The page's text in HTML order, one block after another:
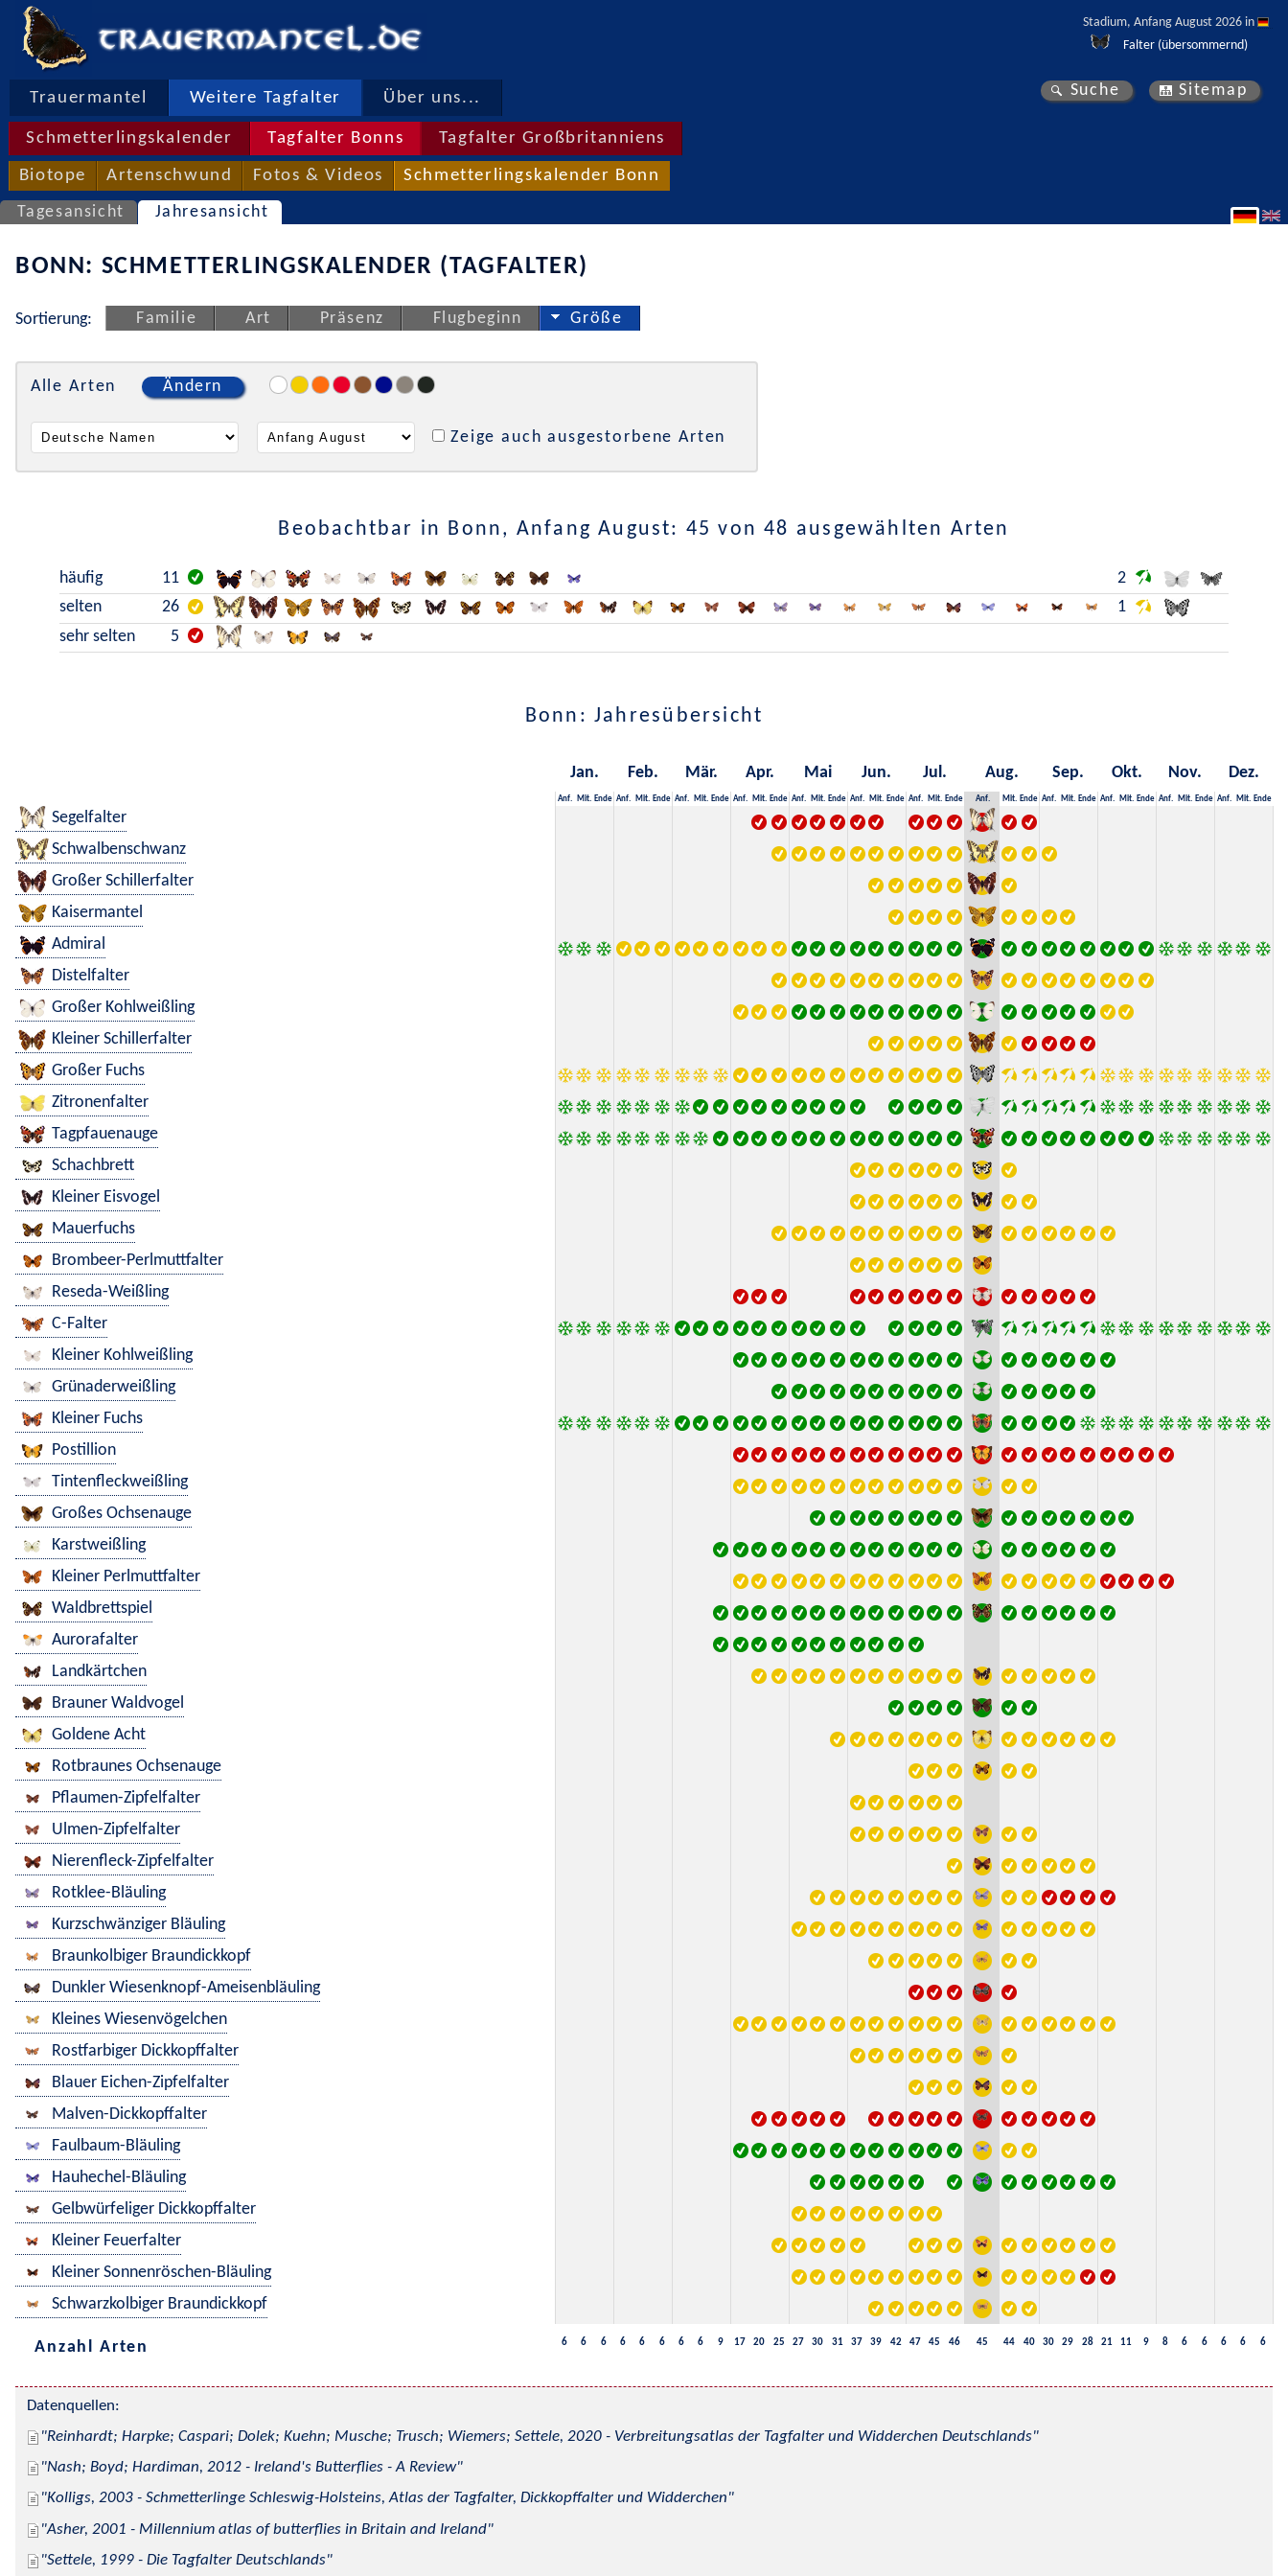
Stadium, Anfang August 2026 in
Falter (übersommernd)
Trauermantel Weitere Tagfalter Über uns...
Schmetterlingskalender Tagfalter Bonns Tagfalter Großbritanniens
Biotope Artenschwund Fotos & Videos Schmetterlingskalender Bonn
Suche Sitemap
Tagesansicht Jahresansicht
BONN: SCHMETTERLINGSKALENDER (TAGFALTER)
Sortierung: Familie Art Präsenz Flugbeginn Größe
Alle Arten Ändern
Zeige auch ausgestorbene Arten
Beobachtbar in Bonn, Anfang August: 45 von 48 ausgewählten Arten
häufig 11
2
selten
26
1
sehr selten
5
Bonn: Jahresübersicht
Jan. Feb. Mär. Apr. Mai Jun. Jul. Aug. Sep. Okt. Nov. Dez.
Anf. Mit. Ende Anf. Mit. Ende Anf. Mit. Ende Anf. Mit. Ende Anf. Mit. Ende Anf. Mit. Ende Anf. Mit. Ende Anf. Mit. Ende Anf. Mit. Ende Anf. Mit. Ende Anf. Mit. Ende Anf. Mit. Ende
Segelfalter
Schwalbenschwanz
Großer Schillerfalter
Kaisermantel
Admiral
Distelfalter
Großer Kohlweißling
Kleiner Schillerfalter
Großer Fuchs
Zitronenfalter
Tagpfauenauge
Schachbrett
Kleiner Eisvogel
Mauerfuchs
Brombeer-Perlmuttfalter
Reseda-Weißling
C-Falter
Kleiner Kohlweißling
Grünaderweißling
Kleiner Fuchs
Postillion
Tintenfleckweißling
Großes Ochsenauge
Karstweißling
Kleiner Perlmuttfalter
Waldbrettspiel
Aurorafalter
Landkärtchen
Brauner Waldvogel
Goldene Acht
Rotbraunes Ochsenauge
Pflaumen-Zipfelfalter
Ulmen-Zipfelfalter
Nierenfleck-Zipfelfalter
Rotklee-Bläuling
Kurzschwänziger Bläuling
Braunkolbiger Braundickkopf
Dunkler Wiesenknopf-Ameisenbläuling
Kleines Wiesenvögelchen
Rostfarbiger Dickkopffalter
Blauer Eichen-Zipfelfalter
Malven-Dickkopffalter
Faulbaum-Bläuling
Hauhechel-Bläuling
Gelbwürfeliger Dickkopffalter
Kleiner Feuerfalter
Kleiner Sonnenröschen-Bläuling
Schwarzkolbiger Braundickkopf
Anzahl Arten 6 6 6 6 6 6 6 6 9 17 20 25 27 30 31 37 39 42 47 45 46 45 44 40 30 29 28 21 11 9 8 6 6 6 6 6
Datenquellen:
Reinhardt; Harpke; Caspari; Dolek; Kuehn; Musche; Trusch; Wiemers; Settele, 2020 - Verbreitungsatlas der Tagfalter und Widderchen Deutschlands
Nash; Boyd; Hardiman, 2012 - Ireland's Butterflies - A Review
Kolligs, 2003 - Schmetterlinge Schleswig-Holsteins, Atlas der Tagfalter, Dickkopffalter und Widderchen
Asher, 2001 - Millennium atlas of butterflies in Britain and Ireland
Settele, 1999 - Die Tagfalter Deutschlands